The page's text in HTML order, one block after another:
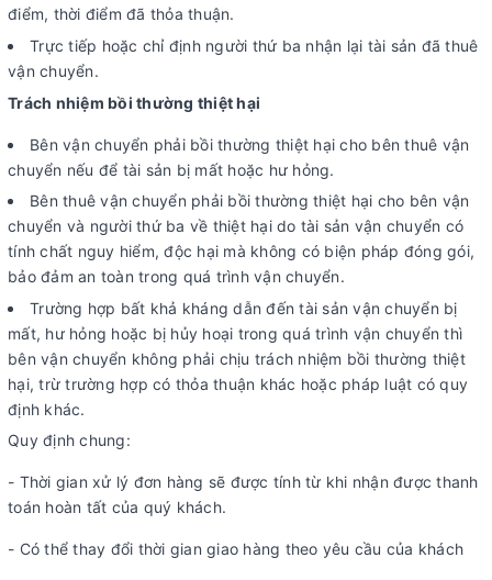
điểm, thời điểm đã thỏa thuận.
Trực tiếp hoặc chỉ định người thứ ba nhận lại tài sản đã thuê
vận chuyển.
Trách nhiệm bồi thường thiệt hại
Bên vận chuyển phải bồi thường thiệt hại cho bên thuê vận
chuyển nếu để tài sản bị mất hoặc hư hỏng.
Bên thuê vận chuyển phải bồi thường thiệt hại cho bên vận
chuyển và người thứ ba về thiệt hại do tài sản vận chuyển có
tính chất nguy hiểm, độc hại mà không có biện pháp đóng gói,
bảo đảm an toàn trong quá trình vận chuyển.
Trường hợp bất khả kháng dẫn đến tài sản vận chuyển bị
mất, hư hỏng hoặc bị hủy hoại trong quá trình vận chuyển thì
bên vận chuyển không phải chịu trách nhiệm bồi thường thiệt
hại, trừ trường hợp có thỏa thuận khác hoặc pháp luật có quy
định khác.
Quy định chung:
- Thời gian xử lý đơn hàng sẽ được tính từ khi nhận được thanh
toán hoàn tất của quý khách.
- Có thể thay đổi thời gian giao hàng theo yêu cầu của khách